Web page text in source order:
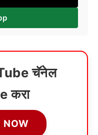
चॅनेल
करा
NOW